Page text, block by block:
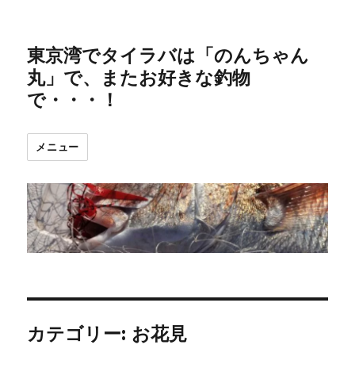
東京湾でタイラバは「のんちゃん
丸」で、またお好きな釣物
で・・・！
メニュー
カテゴリー: お花見